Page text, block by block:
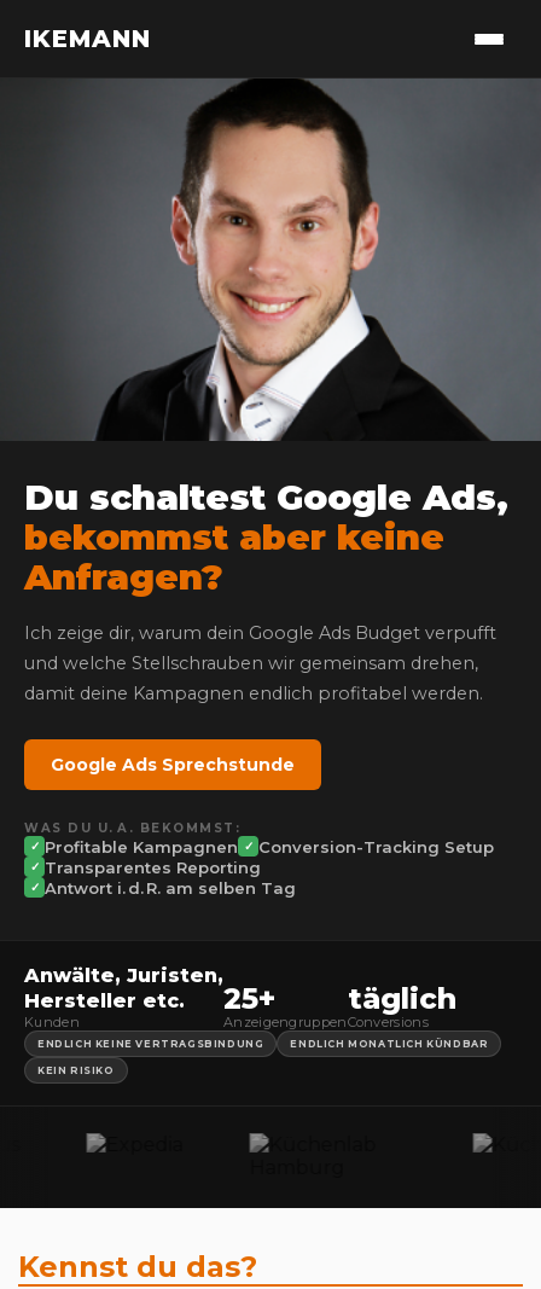
IKEMANN
Du schaltest Google Ads,
bekommst aber keine
Anfragen?
Ich zeige dir, warum dein Google Ads Budget verpufft
und welche Stellschrauben wir gemeinsam drehen,
damit deine Kampagnen endlich profitabel werden.
Google Ads Sprechstunde
WAS DU U. A. BEKOMMST:
✓ Profitable Kampagnen ✓ Conversion-Tracking Setup
✓ Transparentes Reporting
✓ Antwort i. d. R. am selben Tag
Anwälte, Juristen,
Hersteller etc.
Kunden
25+
Anzeigengruppen
täglich
Conversions
ENDLICH KEINE VERTRAGSBINDUNG ENDLICH MONATLICH KÜNDBAR
KEIN RISIKO
Kennst du das?